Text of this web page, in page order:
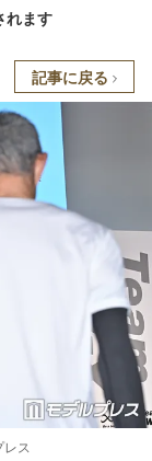
れます
記事に戻る
ス